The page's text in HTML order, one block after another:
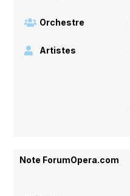
Orchestre
Artistes
Note ForumOpera.com